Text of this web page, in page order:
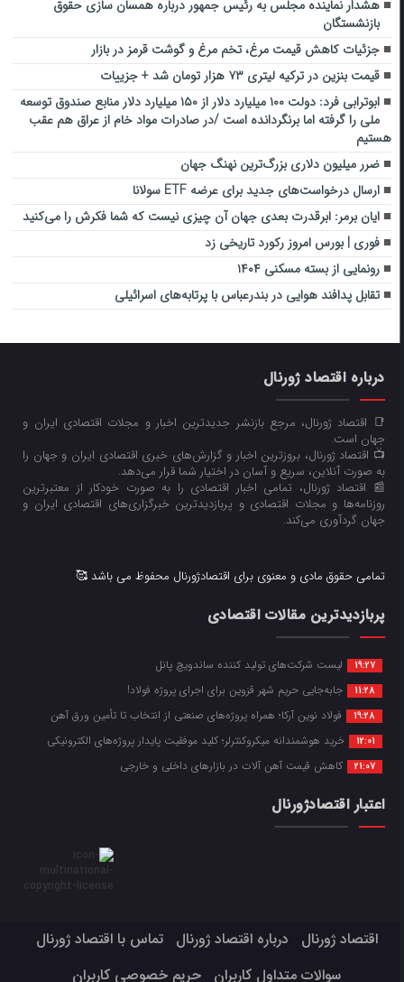
هشدار نماینده مجلس به رئیس جمهور درباره همسان سازی حقوق
بازنشستگان
جزئیات کاهش قیمت مرغ، تخم مرغ و گوشت قرمز در بازار
قیمت بنزین در ترکیه لیتری ۷۳ هزار تومان شد + جزییات
ابوترابی فرد: دولت ۱۰۰ میلیارد دلار از ۱۵۰ میلیارد دلار منابع صندوق توسعه
ملی را گرفته اما برنگردانده است /در صادرات مواد خام از عراق هم عقب
هستیم
ضرر میلیون دلاری بزرگ‌ترین نهنگ جهان
ارسال درخواست‌های جدید برای عرضه ETF سولانا
ایان برمر: ابرقدرت بعدی جهان آن چیزی نیست که شما فکرش را می‌کنید
فوری | بورس امروز رکورد تاریخی زد
رونمایی از بسته‌ مسکنی ۱۴۰۴
تقابل پدافند هوایی در بندرعباس با پرتابه‌های اسرائیلی
درباره اقتصاد ژورنال
📑 اقتصاد ژورنال، مرجع بازنشر جدیدترین اخبار و مجلات اقتصادی ایران و
جهان است.
📺 اقتصاد ژورنال، بروزترین اخبار و گزارش‌های خبری اقتصادی ایران و جهان را
به صورت آنلاین، سریع و آسان در اختیار شما قرار می‌‌دهد.
📰 اقتصاد ژورنال، تمامی اخبار اقتصادی را به صورت خودکار از معتبرترین
روزنامه‌ها و مجلات اقتصادی و پربازدیدترین خبرگزاری‌های اقتصادی ایران و
جهان گردآوری می‌کند.
تمامی حقوق مادی و معنوی برای اقتصادژورنال محفوظ می باشد 🥰
پربازدیدترین مقالات اقتصادی
19:27 لیست شرکت‌های تولید کننده ساندویچ پانل
11:28 جابه‌جایی حریم شهر قزوین برای اجرای پروژه فولاد!
19:28 فولاد نوین آرکا؛ همراه پروژه‌های صنعتی از انتخاب تا تأمین ورق آهن
12:01 خرید هوشمندانه میکروکنترلر؛ کلید موفقیت پایدار پروژه‌های الکترونیکی
21:07 کاهش قیمت آهن آلات در بازارهای داخلی و خارجی
اعتبار اقتصادژورنال
اقتصاد ژورنال درباره اقتصاد ژورنال
تماس با اقتصاد ژورنال
سوالات متداول کاربران
حریم خصوصی کاربران